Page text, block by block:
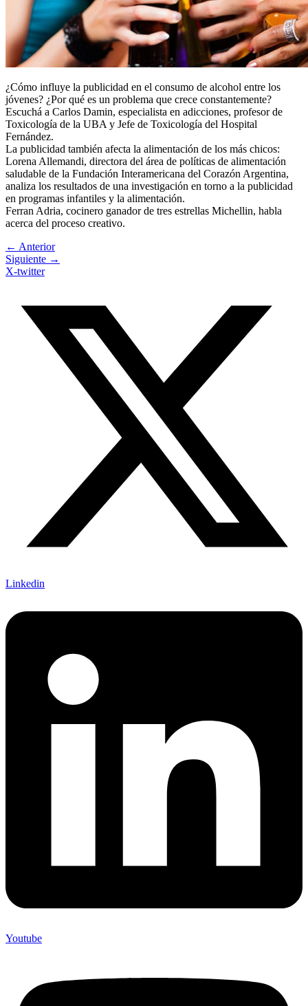
¿Cómo influye la publicidad en el consumo de alcohol entre los
jóvenes? ¿Por qué es un problema que crece constantemente?
Escuchá a Carlos Damin, especialista en adicciones, profesor de
Toxicología de la UBA y Jefe de Toxicología del Hospital
Fernández.
La publicidad también afecta la alimentación de los más chicos:
Lorena Allemandi, directora del área de políticas de alimentación
saludable de la Fundación Interamericana del Corazón Argentina,
analiza los resultados de una investigación en torno a la publicidad
en programas infantiles y la alimentación.
Ferran Adria, cocinero ganador de tres estrellas Michellin, habla
acerca del proceso creativo.
← Anterior
Siguiente →
X-twitter
Linkedin
Youtube